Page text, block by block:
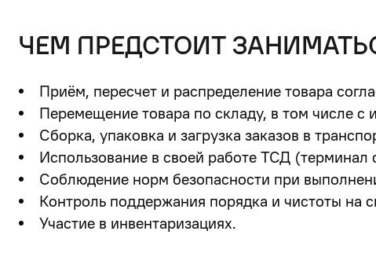
чем предстоит
Приём, пересчет и распределение товара
Перемещение товара по складу, в том числе с
Сборка, упаковка и загрузка заказов в
Использование в своей работе ТСД (терминал
Соблюдение норм безопасности при
Контроль поддержания порядка и чистоты на
Участие в инвентаризациях.